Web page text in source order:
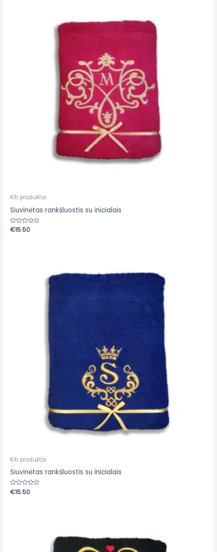
Kiti produktai
Siuvinėtas rankšluostis su inicialais
Įvertinimas:
€15.50
Kiti produktai
Siuvinėtas rankšluostis su inicialais
Įvertinimas:
0
€15.50